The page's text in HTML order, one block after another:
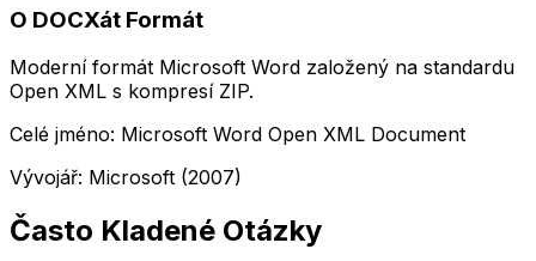
O DOCXát Formát
Moderní formát Microsoft Word založený na standardu
Open XML s kompresí ZIP.
Celé jméno: Microsoft Word Open XML Document
Vývojář: Microsoft (2007)
Často Kladené Otázky